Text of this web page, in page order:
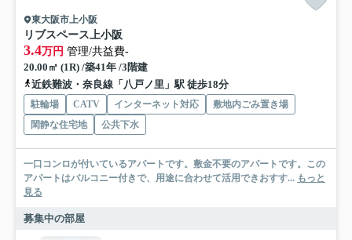
東大阪市上小阪
リブスペース上小阪
3.4万円 管理/共益費-
20.00㎡ (1R) /築41年 /3階建
近鉄難波・奈良線「八戸ノ里」駅 徒歩18分
駐輪場 CATV インターネット対応
敷地内ごみ置き場
閑静な住宅地
公共下水
一口コンロが付いているアパートです。敷金不要のアパートです。この
アパートはバルコニー付きで、用途に合わせて活用できおすす... もっと
見る
募集中の部屋